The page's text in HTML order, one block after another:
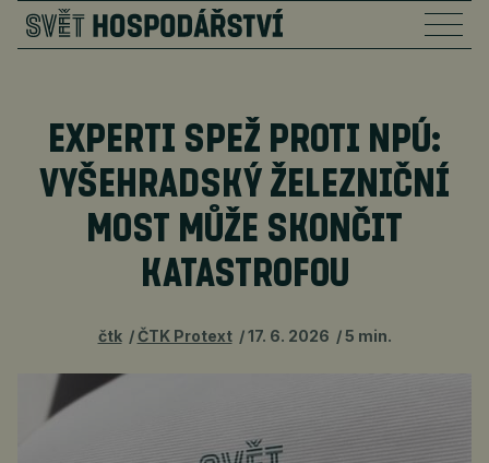
EXPERTI SPEŽ PROTI NPÚ:
VYŠEHRADSKÝ ŽELEZNIČNÍ
MOST MŮŽE SKONČIT
KATASTROFOU
čtk ČTK Protext 17. 6. 2026 5 min.